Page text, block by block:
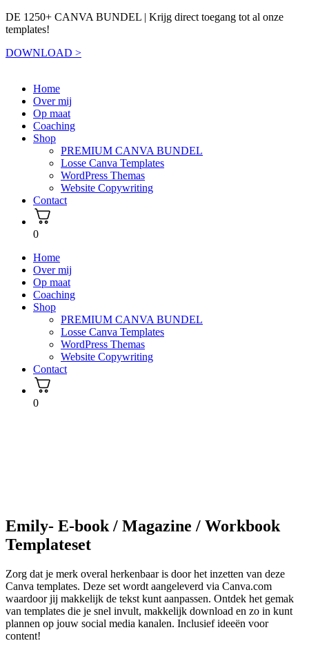
DE 1250+ CANVA BUNDEL | Krijg direct toegang tot al onze
templates!
DOWNLOAD >
Home
Over mij
Op maat
Coaching
Shop
PREMIUM CANVA BUNDEL
Losse Canva Templates
WordPress Themas
Website Copywriting
Contact
0
Home
Over mij
Op maat
Coaching
Shop
PREMIUM CANVA BUNDEL
Losse Canva Templates
WordPress Themas
Website Copywriting
Contact
0
Emily- E-book / Magazine / Workbook
Templateset
Zorg dat je merk overal herkenbaar is door het inzetten van deze
Canva templates. Deze set wordt aangeleverd via Canva.com
waardoor jij makkelijk de tekst kunt aanpassen. Ontdek het gemak
van templates die je snel invult, makkelijk download en zo in kunt
plannen op jouw social media kanalen. Inclusief ideeën voor
content!